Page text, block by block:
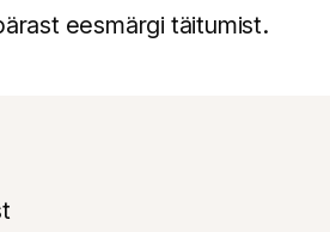
eesmärgi täitumist.